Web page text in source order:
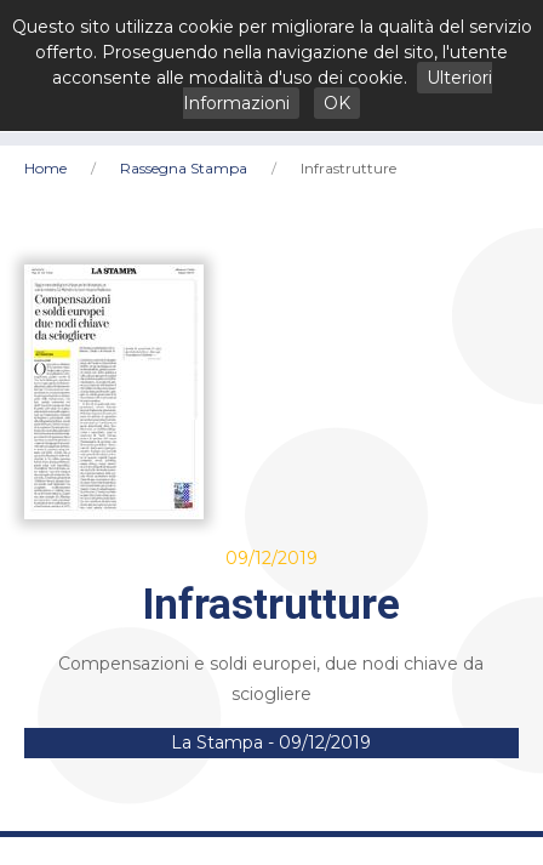
Home Rassegna Stampa Infrastrutture
09/12/2019
Infrastrutture
Compensazioni e soldi europei, due nodi chiave da
sciogliere
La Stampa - 09/12/2019
Questo sito utilizza cookie per migliorare la qualità del servizio
offerto. Proseguendo nella navigazione del sito, l'utente
acconsente alle modalità d'uso dei cookie.
Ulteriori
Informazioni
OK